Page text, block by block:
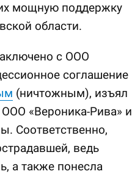
мощную поддержку
области.
с ООО
соглашение
(ничтожным), изъял
«Вероника-Рива» и
Соответственно,
ведь
а также понесла